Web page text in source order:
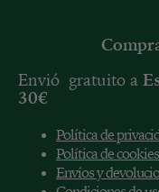
Envió gratuito a
30€
Política de
Política de cookies
Envíos y